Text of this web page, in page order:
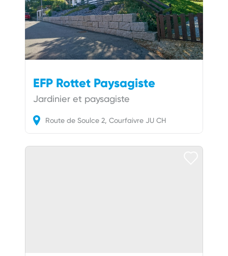
EFP Rottet Paysagiste
Jardinier et paysagiste
Route de Soulce 2 Courfaivre JU CH